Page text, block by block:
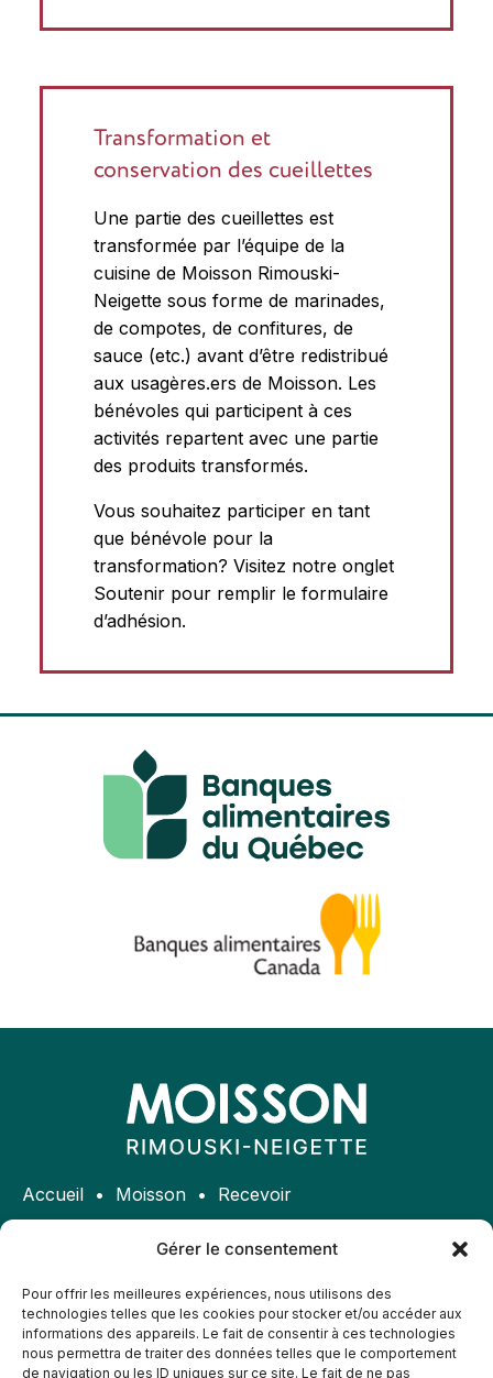
Gérer le consentement
Pour offrir les meilleures expériences, nous utilisons des
technologies telles que les cookies pour stocker et/ou accéder aux
informations des appareils. Le fait de consentir à ces technologies
nous permettra de traiter des données telles que le comportement
de navigation ou les ID uniques sur ce site. Le fait de ne pas
Transformation et
conservation des cueillettes
Une partie des cueillettes est
transformée par l’équipe de la
cuisine de Moisson Rimouski-
Neigette sous forme de marinades,
de compotes, de confitures, de
sauce (etc.) avant d’être redistribué
aux usagères.ers de Moisson. Les
bénévoles qui participent à ces
activités repartent avec une partie
des produits transformés.
Vous souhaitez participer en tant
que bénévole pour la
transformation? Visitez notre onglet
Soutenir pour remplir le formulaire
d’adhésion.
Accueil Moisson
Recevoir
Bénévole
Participer
Politique de confidentialité
Accrédité par Banque alimentaire Canada